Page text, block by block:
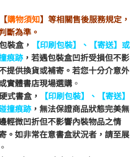
購物須知】等相關售後服務規定，
斷為準。
裝盒，
【印刷包裝】、【寄送】或
痕跡，若遇包裝盒凹折受損但不影
提供換貨或補寄。若您十分介意外
實體書店現場選購 。
式書盒，
【印刷包裝】、【寄送】
撞痕跡，無法保證商品狀態完美無
輕微凹折但不影響內裝物品之情
。如非常在意書盒狀況者，請至展
。